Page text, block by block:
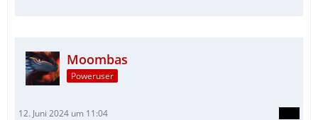
Moombas
Poweruser
12. Juni 2024 um 11:04